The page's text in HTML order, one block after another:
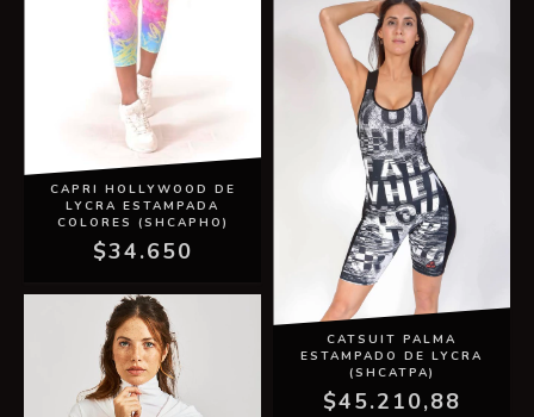
CAPRI HOLLYWOOD DE
LYCRA ESTAMPADA
COLORES (SHCAPHO)
$34.650
CATSUIT PALMA
ESTAMPADO DE LYCRA
(SHCATPA)
$45.210,88